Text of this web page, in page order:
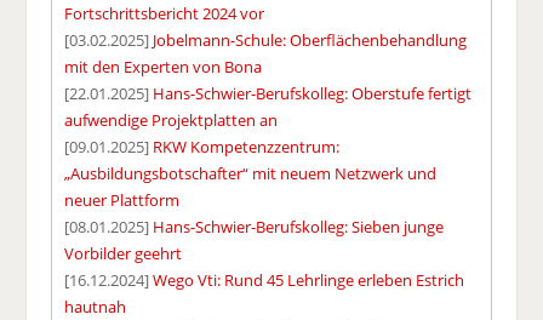
Fortschrittsbericht 2024 vor
[03.02.2025] Jobelmann-Schule: Oberflächenbehandlung
mit den Experten von Bona
[22.01.2025] Hans-Schwier-Berufskolleg: Oberstufe fertigt
aufwendige Projektplatten an
[09.01.2025] RKW Kompetenzzentrum:
„Ausbildungsbotschafter“ mit neuem Netzwerk und
neuer Plattform
[08.01.2025] Hans-Schwier-Berufskolleg: Sieben junge
Vorbilder geehrt
[16.12.2024]Wego Vti: Rund 45 Lehrlinge erleben Estrich
hautnah